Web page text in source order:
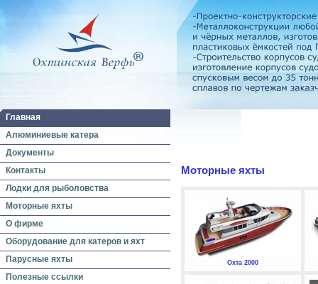
Главная
Алюминиевые катера
Документы
Контакты
Лодки для рыболовства
Моторные яхты
О фирме
Оборудование для катеров и яхт
Парусные яхты
Полезные ссылки
Моторные яхты
Охта 2000